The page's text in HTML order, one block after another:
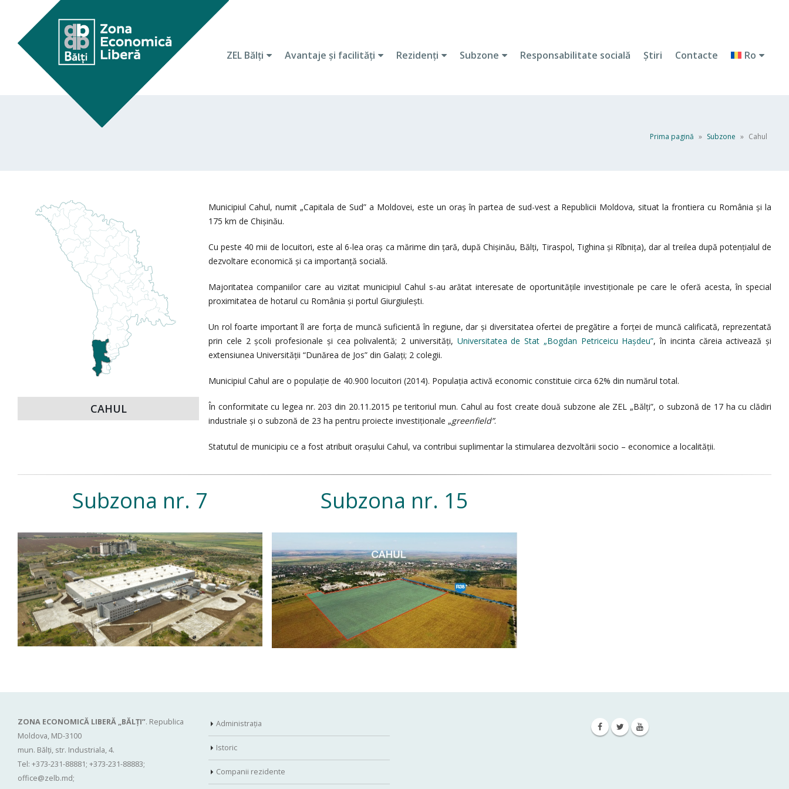
ZEL Bălţi Avantaje şi facilităţi Rezidenţi Subzone Responsabilitate socială Ştiri Contacte Ro
Prima pagină » Subzone » Cahul
CAHUL
Municipiul Cahul, numit „Capitala de Sud” a Moldovei, este un oraș în partea de sud-vest a Republicii Moldova, situat la frontiera cu România și la
175 km de Chișinău.
Cu peste 40 mii de locuitori, este al 6-lea oraș ca mărime din țară, după Chișinău, Bălți, Tiraspol, Tighina și Rîbnița), dar al treilea după potențialul de
dezvoltare economică și ca importanță socială.
Majoritatea companiilor care au vizitat municipiul Cahul s-au arătat interesate de oportunitățile investiționale pe care le oferă acesta, în special
proximitatea de hotarul cu România și portul Giurgiulești.
Un rol foarte important îl are forța de muncă suficientă în regiune, dar și diversitatea ofertei de pregătire a forței de muncă calificată, reprezentată
prin cele 2 școli profesionale și cea polivalentă; 2 universități, Universitatea de Stat „Bogdan Petriceicu Hașdeu”, în incinta căreia activează și
extensiunea Universității “Dunărea de Jos” din Galați; 2 colegii.
Municipiul Cahul are o populație de 40.900 locuitori (2014). Populația activă economic constituie circa 62% din numărul total.
În conformitate cu legea nr. 203 din 20.11.2015 pe teritoriul mun. Cahul au fost create două subzone ale ZEL „Bălți”, o subzonă de 17 ha cu clădiri
industriale și o subzonă de 23 ha pentru proiecte investiționale „greenfield”.
Statutul de municipiu ce a fost atribuit orașului Cahul, va contribui suplimentar la stimularea dezvoltării socio – economice a localității.
Subzona nr. 7 Subzona nr. 15
ZONA ECONOMICĂ LIBERĂ „BĂLŢI”. Republica
Moldova, MD-3100
mun. Bălți, str. Industriala, 4.
Tel: +373-231-88881; +373-231-88883;
office@zelb.md;
Administraţia
Istoric
Companii rezidente